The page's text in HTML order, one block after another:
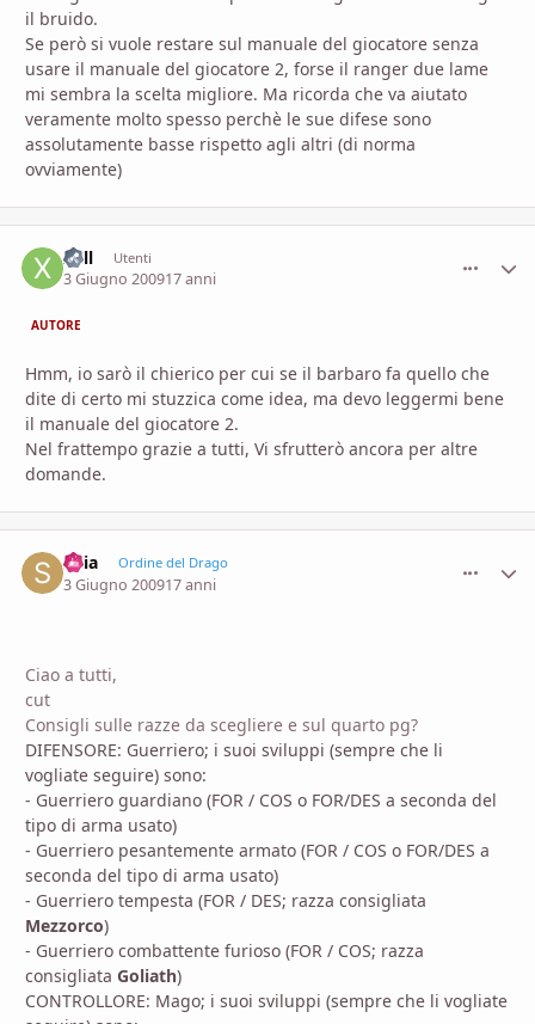
il bruido.
Se però si vuole restare sul manuale del giocatore senza
usare il manuale del giocatore 2, forse il ranger due lame
mi sembra la scelta migliore. Ma ricorda che va aiutato
veramente molto spesso perchè le sue difese sono
assolutamente basse rispetto agli altri (di norma
ovviamente)
Xell Utenti
3 Giugno 200917 anni
AUTORE
Hmm, io sarò il chierico per cui se il barbaro fa quello che
dite di certo mi stuzzica come idea, ma devo leggermi bene
il manuale del giocatore 2.
Nel frattempo grazie a tutti, Vi sfrutterò ancora per altre
domande.
Shia Ordine del Drago
3 Giugno 200917 anni
Ciao a tutti,
cut
Consigli sulle razze da scegliere e sul quarto pg?
DIFENSORE: Guerriero; i suoi sviluppi (sempre che li
vogliate seguire) sono:
- Guerriero guardiano (FOR / COS o FOR/DES a seconda del
tipo di arma usato)
- Guerriero pesantemente armato (FOR / COS o FOR/DES a
seconda del tipo di arma usato)
- Guerriero tempesta (FOR / DES; razza consigliata
Mezzorco)
- Guerriero combattente furioso (FOR / COS; razza
consigliata Goliath)
CONTROLLORE: Mago; i suoi sviluppi (sempre che li vogliate